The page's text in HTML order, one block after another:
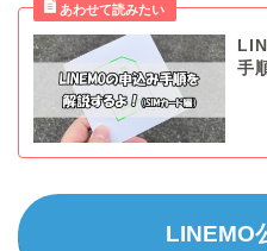
手
LINEMO